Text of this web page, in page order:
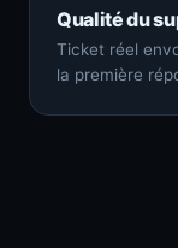
Qualité du
Ticket réel
la première